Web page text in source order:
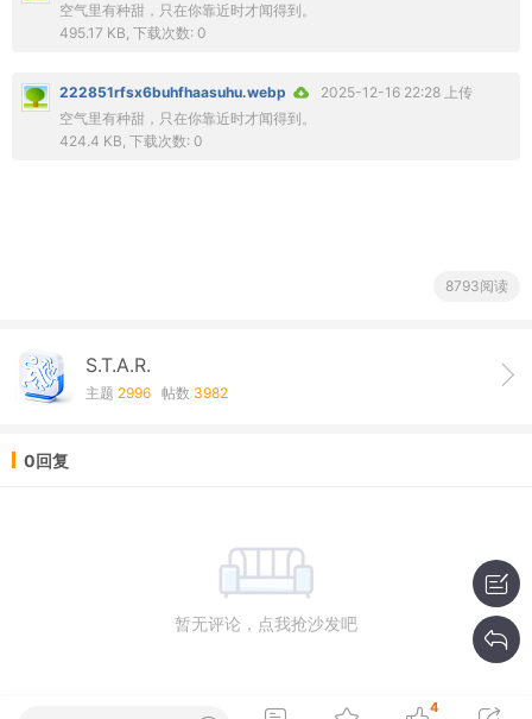
空气里有种甜，只在你靠近时才闻得到。
495.17 KB, 下载次数: 0
222851rfsx6buhfhaasuhu.webp
2025-12-16 22:28 上传
空气里有种甜，只在你靠近时才闻得到。
424.4 KB, 下载次数: 0
8793阅读
S.T.A.R.
主题 2996 帖数 3982
0回复
暂无评论，点我抢沙发吧
4